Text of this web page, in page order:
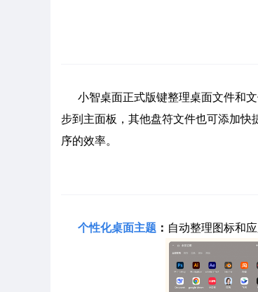
小智桌面正式版键整理桌面文件和
步到主面板，其他盘符文件也可添加
序的效率。
个性化桌面主题 ： 自动整理图标和应